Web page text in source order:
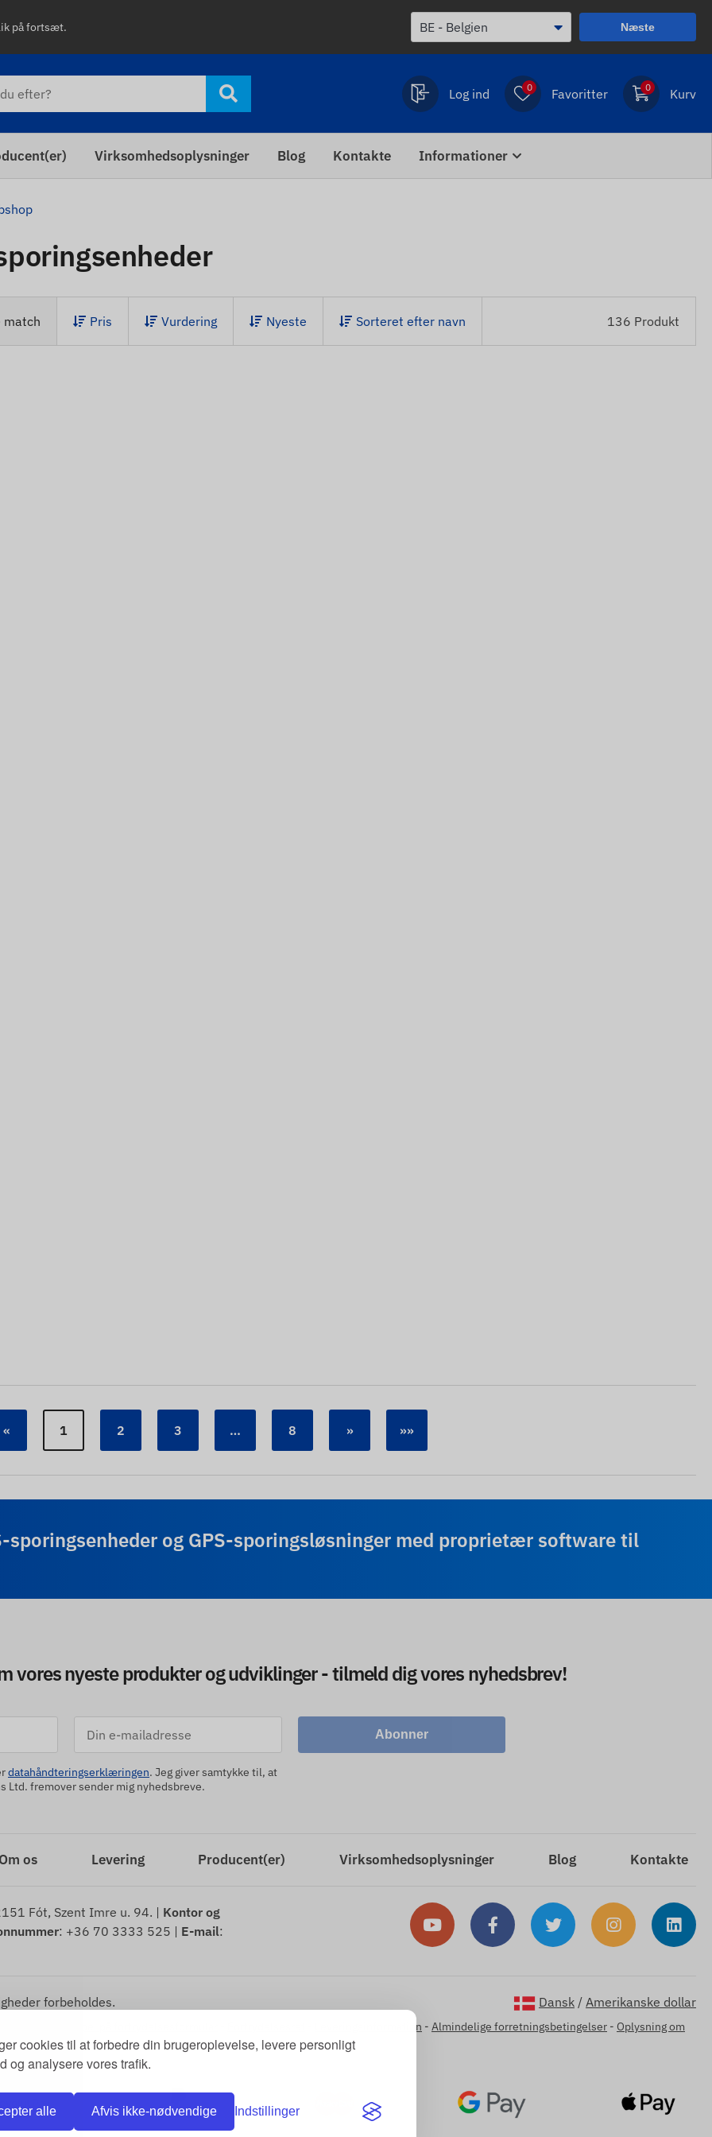
cookies til at forbedre din brugeroplevelse, levere personligt
og analysere vores trafik.
alle Afvis ikke-nødvendige Indstillinger
på fortsæt. Næste
Log ind 0 Favoritter 0 Kurv
Virksomhedsoplysninger Blog Kontakte Informationer
match Pris Vurdering Nyeste Sorteret efter navn 136 Produkt
« 1 2 3 … 8 » »»
sporingsenheder og GPS-sporingsløsninger med proprietær software til
vores nyeste produkter og udviklinger - tilmeld dig vores nyhedsbrev!
Abonner
datahåndteringserklæringen. Jeg giver samtykke til, at
Ltd. fremover sender mig nyhedsbreve.
Om os Levering Producent(er) Virksomhedsoplysninger Blog Kontakte
Fót, Szent Imre u. 94. | Kontor og
: +36 70 3333 525 | E-mail:
forbeholdes. Dansk / Amerikanske dollar
Leveringsinformation - Almindelige forretningsbetingelser - Oplysning om